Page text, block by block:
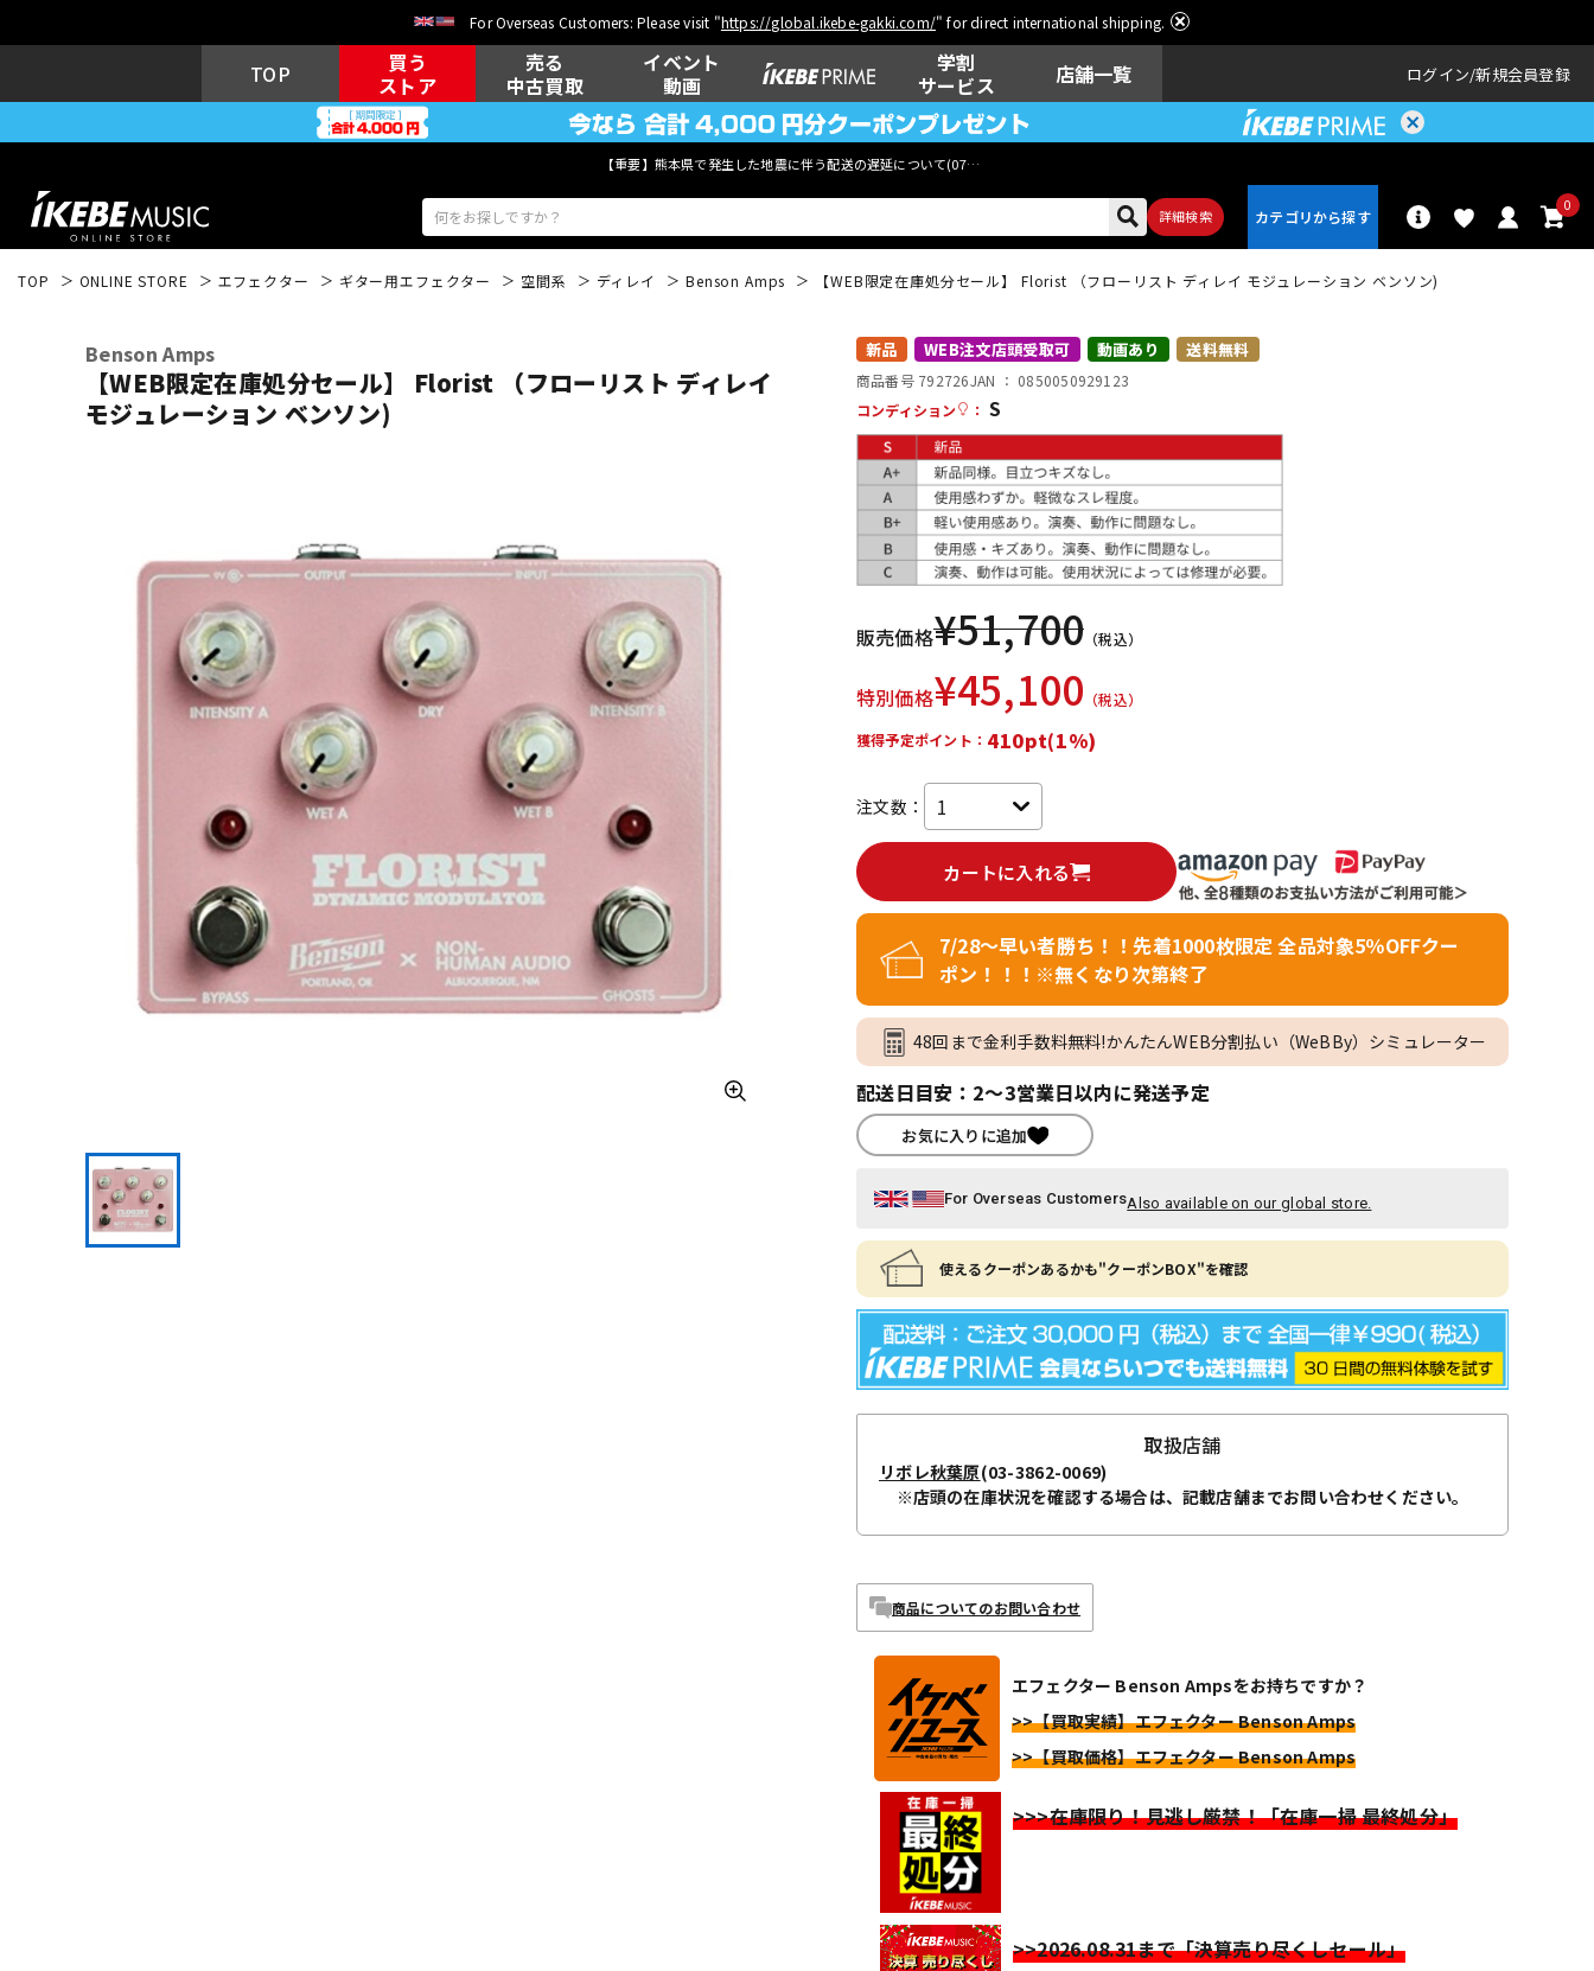
For Overseas Customers: Please visit "https://global.ikebe-gakki.com/" for direct international shipping.
TOP
買う
ストア
売る
中古買取
イベント
動画
学割
サービス
店舗一覧 ログイン 新規会員登録
【重要】熊本県で発生した地震に伴う配送の遅延について(07月29日
詳細検索
0
ウクレレ ドラム
その他楽器
DJ機器 DTM イン納品
レコーディン
グ機器
配信/ライブ
機器
中古 ヴィンテージ
TOP ONLINE STORE エフェクター ギター用エフェクター 空間系 ディレイ Benson Amps 【WEB限定在庫処分セール】 Florist （フローリスト ディレイ モジュレーション ベンソン)
Benson Amps
【WEB限定在庫処分セール】 Florist （フローリスト ディレイ
モジュレーション ベンソン)
新品 WEB注文店頭受取可 動画あり 送料無料
商品番号 792726JAN ： 0850050929123
コンディション
： S
販売価格¥51,700 （税込）
特別価格¥45,100 （税込）
獲得予定ポイント： 410pt(1%)
注文数：
カートに入れる
7/28～早い者勝ち！！先着1000枚限定 全品対象5％OFFクー
ポン！！！※無くなり次第終了
48回まで金利手数料無料!かんたんWEB分割払い（WeBBy）シミュレーター
配送日目安：2～3営業日以内に発送予定
お気に入りに追加
For Overseas CustomersAlso available on our global store.
使えるクーポンあるかも"クーポンBOX"を確認
取扱店舗
リボレ秋葉原(03-3862-0069)
※店頭の在庫状況を確認する場合は、記載店舗までお問い合わせください。
商品についてのお問い合わせ
エフェクター Benson Ampsをお持ちですか？
>>【買取実績】エフェクター Benson Amps
>>【買取価格】エフェクター Benson Amps
>>>在庫限り！見逃し厳禁！「在庫一掃 最終処分」
>>2026.08.31まで「決算売り尽くしセール」